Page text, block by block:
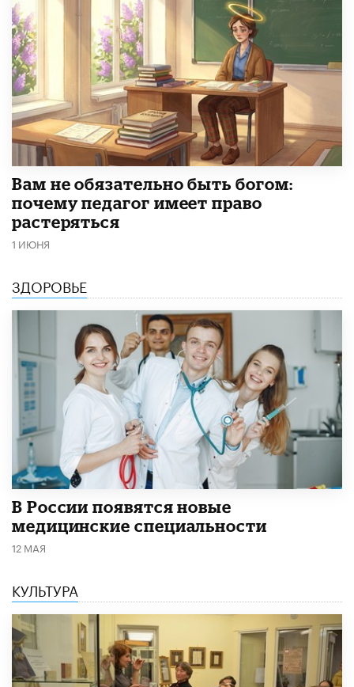
​Вам не обязательно быть богом:
почему педагог имеет право
растеряться
1 ИЮНЯ
ЗДОРОВЬЕ
В России появятся новые
медицинские специальности
12 МАЯ
КУЛЬТУРА